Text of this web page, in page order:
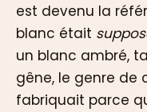
est devenu la
blanc était
un blanc ambré,
gêne, le genre de
fabriquait parce